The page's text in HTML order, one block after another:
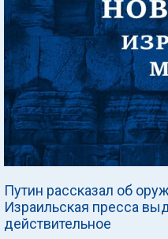
Путин рассказал об
Израильская пресса
действительное